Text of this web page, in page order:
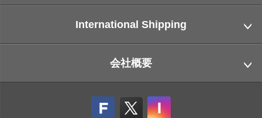
International Shipping
会社概要